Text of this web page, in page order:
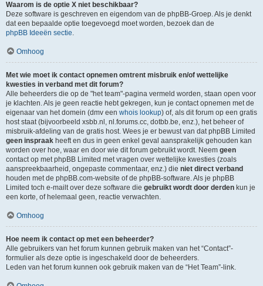
Waarom is de optie X niet beschikbaar?
Deze software is geschreven en eigendom van de phpBB-Groep. Als je denkt
dat een bepaalde optie toegevoegd moet worden, bezoek dan de
phpBB Ideeën sectie.
Omhoog
Met wie moet ik contact opnemen omtrent misbruik en/of wettelijke
kwesties in verband met dit forum?
Alle beheerders die op de "het team"-pagina vermeld worden, staan open voor
je klachten. Als je geen reactie hebt gekregen, kun je contact opnemen met de
eigenaar van het domein (dmv een whois lookup) of, als dit forum op een gratis
host staat (bijvoorbeeld xsbb.nl, nl.forums.cc, dotbb.be, enz.), het beheer of
misbruik-afdeling van de gratis host. Wees je er bewust van dat phpBB Limited
geen inspraak heeft en dus in geen enkel geval aansprakelijk gehouden kan
worden over hoe, waar en door wie dit forum gebruikt wordt. Neem geen
contact op met phpBB Limited met vragen over wettelijke kwesties (zoals
aanspreekbaarheid, ongepaste commentaar, enz.) die niet direct verband
houden met de phpBB.com-website of de phpBB-software. Als je phpBB
Limited toch e-mailt over deze software die gebruikt wordt door derden kun je
een korte, of helemaal geen, reactie verwachten.
Omhoog
Hoe neem ik contact op met een beheerder?
Alle gebruikers van het forum kunnen gebruik maken van het “Contact”-
formulier als deze optie is ingeschakeld door de beheerders.
Leden van het forum kunnen ook gebruik maken van de “Het Team”-link.